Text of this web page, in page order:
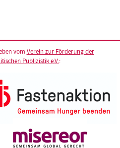
vom Verein zur Förderung der
Publizistik e.V.: